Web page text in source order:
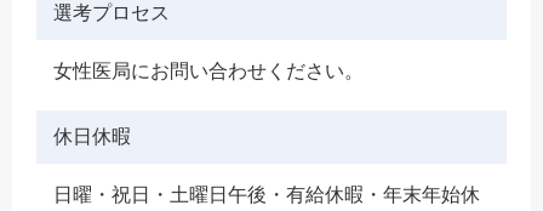
選考プロセス
女性医局にお問い合わせください。
休日休暇
日曜・祝日・土曜日午後・有給休暇・年末年始休